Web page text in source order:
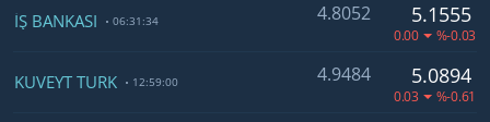
İŞ BANKASI 06:31:34 4.8052 5.1555
0.00 %-0.03
KUVEYT TÜRK 12:59:00 4.9484 5.0894
0.03 %-0.61